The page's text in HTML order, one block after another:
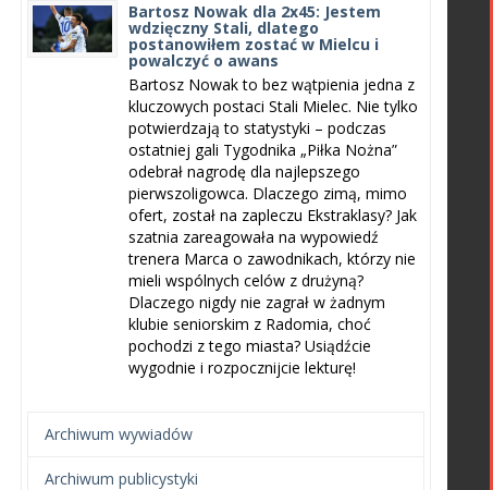
Bartosz Nowak dla 2x45: Jestem
wdzięczny Stali, dlatego
postanowiłem zostać w Mielcu i
powalczyć o awans
Bartosz Nowak to bez wątpienia jedna z
kluczowych postaci Stali Mielec. Nie tylko
potwierdzają to statystyki – podczas
ostatniej gali Tygodnika „Piłka Nożna”
odebrał nagrodę dla najlepszego
pierwszoligowca. Dlaczego zimą, mimo
ofert, został na zapleczu Ekstraklasy? Jak
szatnia zareagowała na wypowiedź
trenera Marca o zawodnikach, którzy nie
mieli wspólnych celów z drużyną?
Dlaczego nigdy nie zagrał w żadnym
klubie seniorskim z Radomia, choć
pochodzi z tego miasta? Usiądźcie
wygodnie i rozpocznijcie lekturę!
Archiwum wywiadów
Archiwum publicystyki